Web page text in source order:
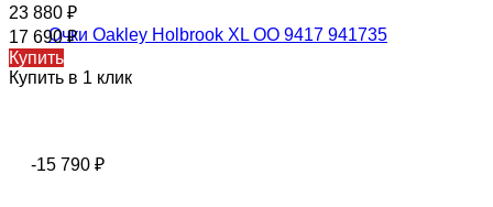
23 880 ₽
17 690₽
Купить
Купить в 1 клик
-15 790 ₽